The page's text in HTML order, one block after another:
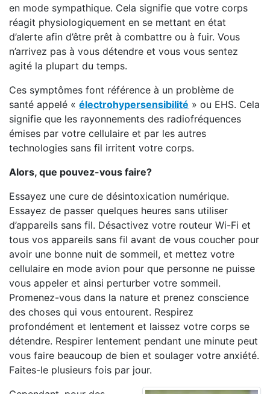
en mode sympathique. Cela signifie que votre corps
réagit physiologiquement en se mettant en état
d’alerte afin d’être prêt à combattre ou à fuir. Vous
n’arrivez pas à vous détendre et vous vous sentez
agité la plupart du temps.
Ces symptômes font référence à un problème de
santé appelé « électrohypersensibilité » ou EHS. Cela
signifie que les rayonnements des radiofréquences
émises par votre cellulaire et par les autres
technologies sans fil irritent votre corps.
Alors, que pouvez-vous faire?
Essayez une cure de désintoxication numérique.
Essayez de passer quelques heures sans utiliser
d’appareils sans fil. Désactivez votre routeur Wi-Fi et
tous vos appareils sans fil avant de vous coucher pour
avoir une bonne nuit de sommeil, et mettez votre
cellulaire en mode avion pour que personne ne puisse
vous appeler et ainsi perturber votre sommeil.
Promenez-vous dans la nature et prenez conscience
des choses qui vous entourent. Respirez
profondément et lentement et laissez votre corps se
détendre. Respirer lentement pendant une minute peut
vous faire beaucoup de bien et soulager votre anxiété.
Faites-le plusieurs fois par jour.